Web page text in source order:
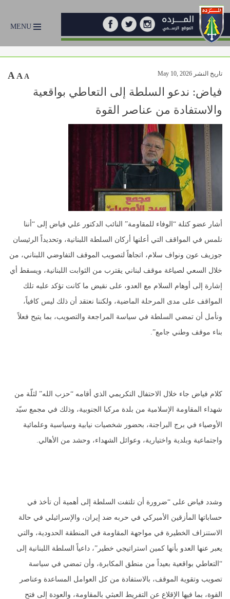
MENU
تاريخ النشر May 10, 2026 A A A
فياض: ندعو السلطة إلى التعاطي بواقعية
والاستفادة من عناصر القوة
أشار عضو كتلة “الوفاء للمقاومة” النائب الدكتور علي فياض إلى “أننا
نلمس في المواقف التي أعلنها أركان السلطة اللبنانية، وتحديداً الرئيسان
جوزيف عون ونواف سلام، اتجاهاً لتصويب الموقف التفاوضي اللبناني، من
خلال السعي لصياغة موقف لبناني يقترب من الثوابت اللبنانية، ويسقط أي
إشارة إلى أوهام السلام مع العدو، على نقيض ما كانت تؤكد عليه تلك
المواقف على مدى المرحلة الماضية، ولكننا نعتقد أن ذلك ليس كافياً،
ونأمل أن تمضي السلطة في سياسة المراجعة والتصويب، بما يتيح فعلاً
بناء موقف وطني جامع”.
كلام فياض جاء خلال الاحتفال التكريمي الذي أقامه “حزب الله” لثلّة من
شهداء المقاومة الإسلامية من بلدة مركبا الجنوبية، وذلك في مجمع سيّد
الأوصياء في برج البراجنة، بحضور شخصيات نيابية وسياسية وعلمائية
واجتماعية وبلدية واختيارية، وعوائل الشهداء، وحشد من الأهالي.
وشدد فياض على “ضرورة أن تلتفت السلطة إلى أهمية أن تأخذ في
حساباتها المأزقين الأميركي في حربه ضد إيران، والإسرائيلي في حالة
الاستنزاف الخطيرة في مواجهة المقاومة في المنطقة الحدودية، والتي
يعبر عنها العدو بأنها كمين استراتيجي خطير”، داعياً السلطة اللبنانية إلى
“التعاطي بواقعية بعيداً من منطق المكابرة، وأن تمضي في سياسة
تصويب وتقوية الموقف، بالاستفادة من كل العوامل المساعدة وعناصر
القوة، بما فيها الإقلاع عن التفريط العبثي بالمقاومة، والعودة إلى فتح